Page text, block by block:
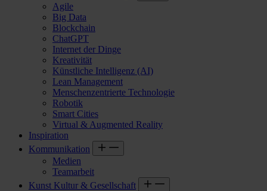
Agile
Big Data
Blockchain
ChatGPT
Internet der Dinge
Kreativität
Künstliche Intelligenz (AI)
Lean Management
Menschenzentrierte Technologie
Robotik
Smart Cities
Virtual & Augmented Reality
Inspiration
Kommunikation
Medien
Teamarbeit
Kunst Kultur & Gesellschaft